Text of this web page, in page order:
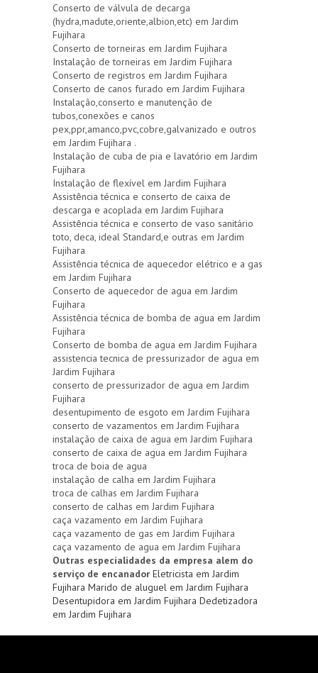
Conserto de válvula de decarga
(hydra,madute,oriente,albion,etc) em Jardim
Fujihara
Conserto de torneiras em Jardim Fujihara
Instalação de torneiras em Jardim Fujihara
Conserto de registros em Jardim Fujihara
Conserto de canos furado em Jardim Fujihara
Instalação,conserto e manutenção de
tubos,conexões e canos
pex,ppr,amanco,pvc,cobre,galvanizado e outros
em Jardim Fujihara .
Instalação de cuba de pia e lavatório em Jardim
Fujihara
Instalação de flexível em Jardim Fujihara
Assistência técnica e conserto de caixa de
descarga e acoplada em Jardim Fujihara
Assistência técnica e conserto de vaso sanitário
toto, deca, ideal Standard,e outras em Jardim
Fujihara
Assistência técnica de aquecedor elétrico e a gas
em Jardim Fujihara
Conserto de aquecedor de agua em Jardim
Fujihara
Assistência técnica de bomba de agua em Jardim
Fujihara
Conserto de bomba de agua em Jardim Fujihara
assistencia tecnica de pressurizador de agua em
Jardim Fujihara
conserto de pressurizador de agua em Jardim
Fujihara
desentupimento de esgoto em Jardim Fujihara
conserto de vazamentos em Jardim Fujihara
instalação de caixa de agua em Jardim Fujihara
conserto de caixa de agua em Jardim Fujihara
troca de boia de agua
instalação de calha em Jardim Fujihara
troca de calhas em Jardim Fujihara
conserto de calhas em Jardim Fujihara
caça vazamento em Jardim Fujihara
caça vazamento de gas em Jardim Fujihara
caça vazamento de agua em Jardim Fujihara
Outras especialidades da empresa alem do
serviço de encanador Eletricista em Jardim
Fujihara Marido de aluguel em Jardim Fujihara
Desentupidora em Jardim Fujihara Dedetizadora
em Jardim Fujihara